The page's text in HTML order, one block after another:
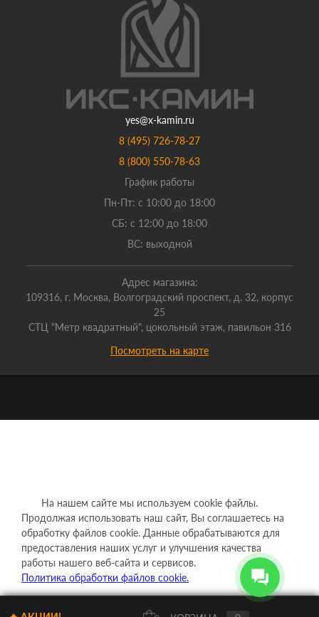
yes@x-kamin.ru
8 (495) 726-78-27
8 (800) 550-78-63
График работы
Пн-Пт: с 10:00 до 18:00
СБ: с 12:00 до 18:00
ВС: выходной
Адрес магазина:
109316, г. Москва, Волгоградский проспект, д. 32, корпус
25
СТЦ "Метр квадратный", цокольный этаж, павильон 316
Посмотреть на карте
На нашем сайте мы используем cookie файлы.
Продолжая использовать наш сайт, Вы соглашаетесь на
обработку файлов cookie. Данные обрабатываются для
предоставления наших услуг и улучшения качества
работы нашего веб-сайта и сервисов.
Политика обработки файлов cookie.